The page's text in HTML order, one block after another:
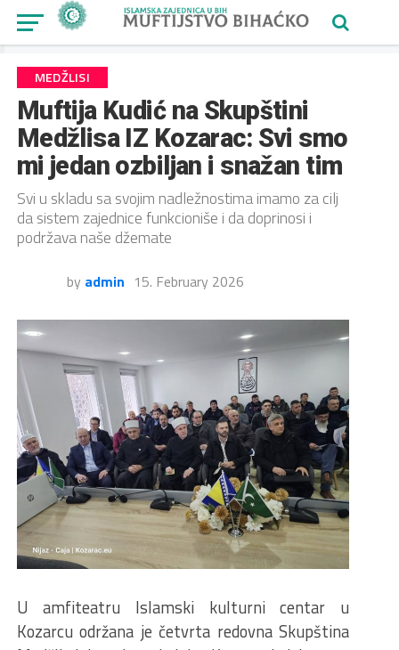
MEDŽLISI
Muftija Kudić na Skupštini
Medžlisa IZ Kozarac: Svi smo
mi jedan ozbiljan i snažan tim
Svi u skladu sa svojim nadležnostima imamo za cilj
da sistem zajednice funkcioniše i da doprinosi i
podržava naše džemate
by admin 15. February 2026
U amfiteatru Islamski kulturni centar u
Kozarcu održana je četvrta redovna Skupština